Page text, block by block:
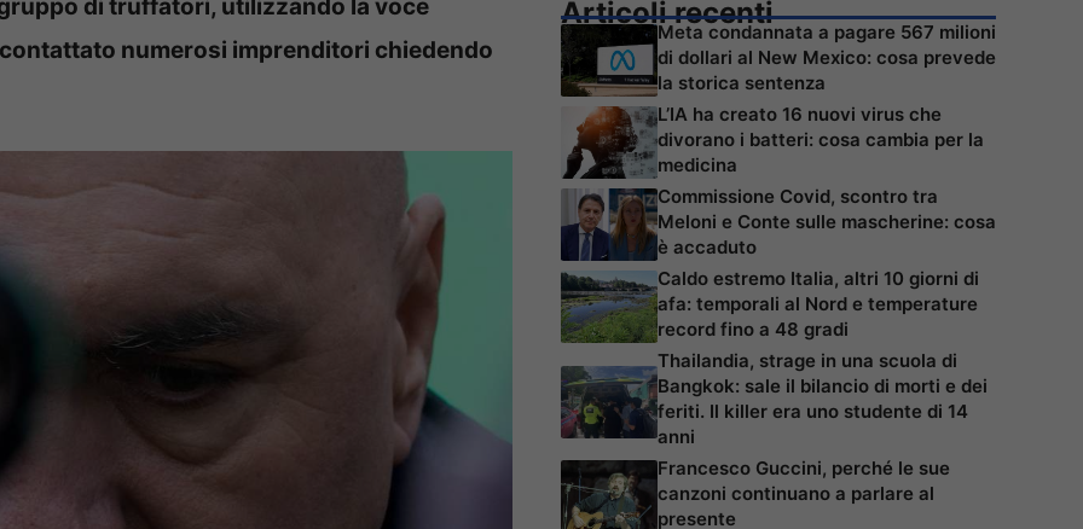
di truffatori, utilizzando la voce
contattato numerosi imprenditori chiedendo
Articoli recenti
Meta condannata a pagare 567 milioni
di dollari al New Mexico: cosa prevede
la storica sentenza
L’IA ha creato 16 nuovi virus che
divorano i batteri: cosa cambia per la
medicina
Commissione Covid, scontro tra
Meloni e Conte sulle mascherine: cosa
è accaduto
Caldo estremo Italia, altri 10 giorni di
afa: temporali al Nord e temperature
record fino a 48 gradi
Thailandia, strage in una scuola di
Bangkok: sale il bilancio di morti e dei
feriti. Il killer era uno studente di 14
anni
Francesco Guccini, perché le sue
canzoni continuano a parlare al
presente